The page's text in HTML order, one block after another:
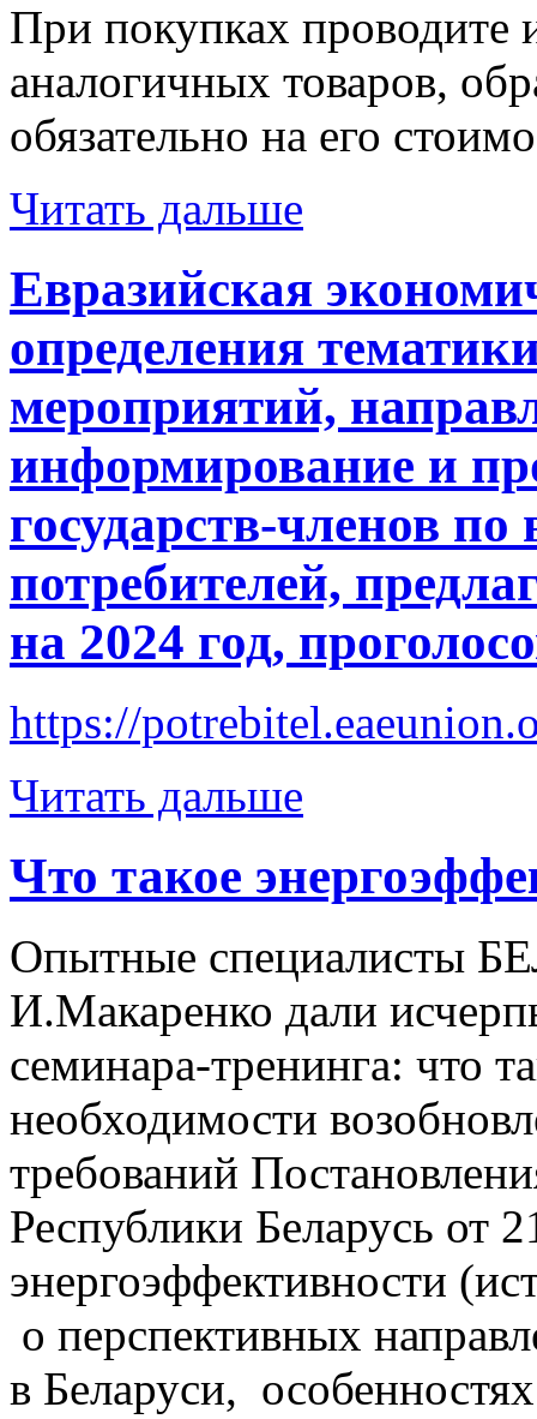
При покупках проводите
аналогичных товаров,
обязательно на его
Читать дальше
Евразийская
определения
мероприятий,
информирование и
государств-членов
потребителей,
на 2024 год,
https://
Читать дальше
Что такое
Опытные специалисты
И.Макаренко дали
семинара-тренинга: что
необходимости
требований
Республики Беларусь от
энергоэффективности
о перспективных
в Беларуси,